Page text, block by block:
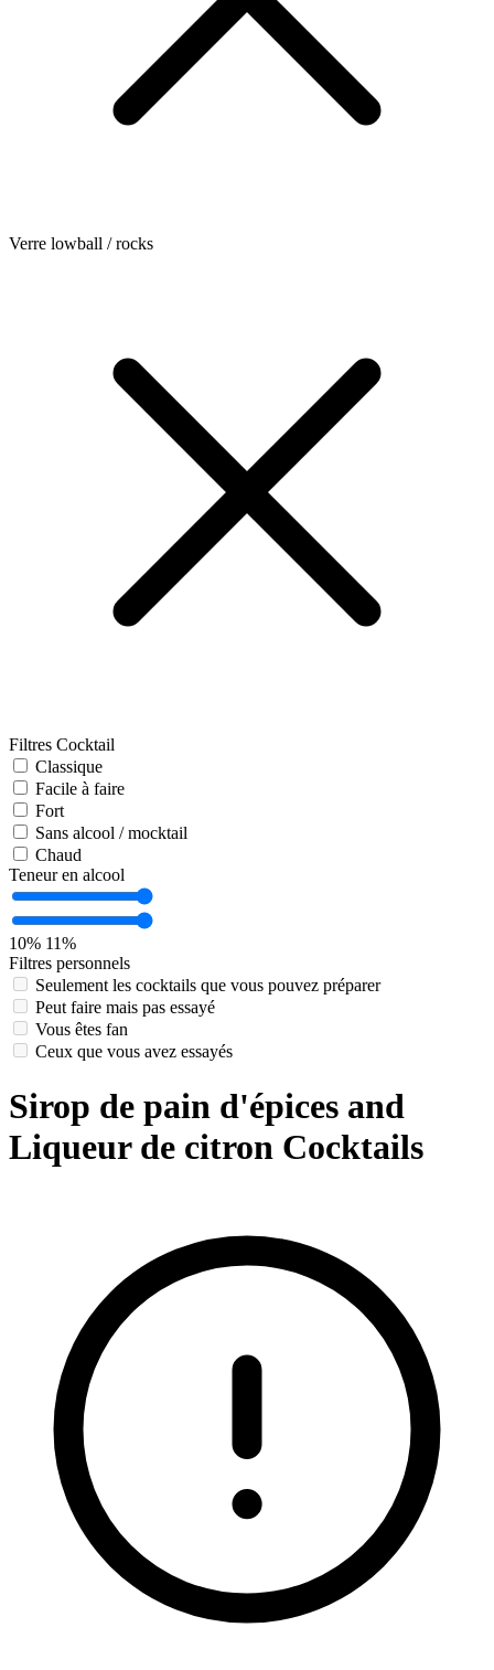
Verre lowball / rocks
Filtres Cocktail
Classique
Facile à faire
Fort
Sans alcool / mocktail
Chaud
Teneur en alcool
10% 11%
Filtres personnels
Seulement les cocktails que vous pouvez préparer
Peut faire mais pas essayé
Vous êtes fan
Ceux que vous avez essayés
Sirop de pain d'épices and
Liqueur de citron Cocktails